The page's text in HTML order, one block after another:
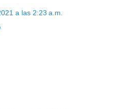
2021 a las 2:23 a.m.